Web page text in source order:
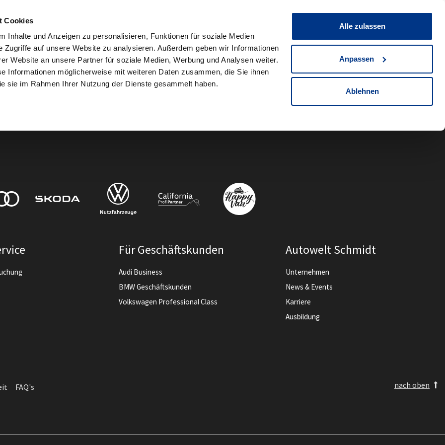
Cookies
Inhalte und Anzeigen zu personalisieren, Funktionen für soziale Medien
Zugriffe auf unsere Website zu analysieren. Außerdem geben wir Informationen
Website an unsere Partner für soziale Medien, Werbung und Analysen weiter.
Informationen möglicherweise mit weiteren Daten zusammen, die Sie ihnen
sie im Rahmen Ihrer Nutzung der Dienste gesammelt haben.
Alle zulassen
Anpassen
Ablehnen
Fahrzeug teilen Merkliste
Für Geschäftskunden
Audi Business
BMW Geschäftskunden
Volkswagen Professional Class
Autowelt Schmidt
Unternehmen
News & Events
Karriere
Ausbildung
FAQ's nach oben